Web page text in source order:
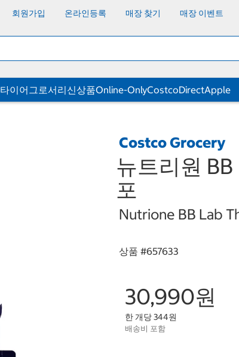
회원가입 온라인등록 매장 찾기 매장 이벤트
타이어그로서리신상품Online-OnlyCostcoDirectApple
Costco Grocery
뉴트리원
포
Nutrione BB Lab
상품 #657633
30,990원
한 개당 344원
배송비 포함